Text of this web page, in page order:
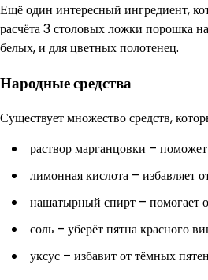
Ещё один интересный ингредиент,
расчёта 3 столовых ложки порошка
белых, и для цветных полотенец.
Народные средства
Существует множество средств,
раствор марганцовки –
лимонная кислота – избавляет
нашатырный спирт – помогает
соль – уберёт пятна красного
уксус – избавит от тёмных